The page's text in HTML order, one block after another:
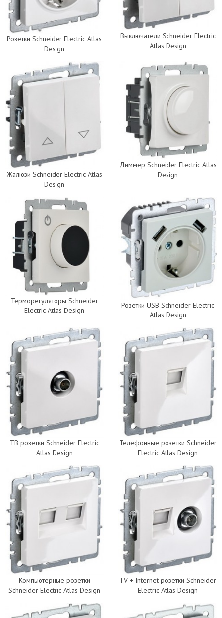
Розетки Schneider Electric Atlas
Design
Выключатели Schneider Electric
Atlas Design
Жалюзи Schneider Electric Atlas
Design
Диммер Schneider Electric Atlas
Design
Терморегуляторы Schneider
Electric Atlas Design
Розетки USB Schneider Electric
Atlas Design
ТВ розетки Schneider Electric
Atlas Design
Телефонные розетки Schneider
Electric Atlas Design
Компьютерные розетки
Schneider Electric Atlas Design
TV + Internet розетки Schneider
Electric Atlas Design